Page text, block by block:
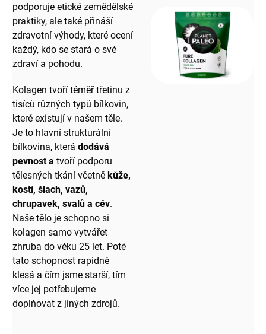
podporuje etické zemědělské
praktiky, ale také přináší
zdravotní výhody, které ocení
každý, kdo se stará o své
zdraví a pohodu.
Kolagen tvoří téměř třetinu z
tisíců různých typů bílkovin,
které existují v našem těle.
Je to hlavní strukturální
bílkovina, která dodává
pevnost a tvoří podporu
tělesných tkání včetně kůže,
kostí, šlach, vazů,
chrupavek, svalů a cév.
Naše tělo je schopno si
kolagen samo vytvářet
zhruba do věku 25 let. Poté
tato schopnost rapidně
klesá a čím jsme starší, tím
více jej potřebujeme
doplňovat z jiných zdrojů.